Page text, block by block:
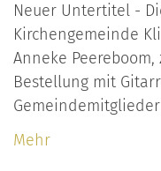
Neuer Untertitel -
Kirchengemeinde
Anneke
Bestellung mit
Mehr